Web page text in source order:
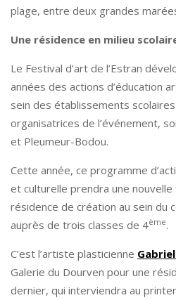
plage, entre deux grandes
Une résidence en milieu
Le Festival d’art de l’Estran
années des actions d’éducation
sein des établissements
organisatrices de l’événement,
et Pleumeur-Bodou.
Cette année, ce programme
et culturelle prendra une nouvelle
résidence de création au sein du
auprès de trois classes de 4ème.
C’est l’artiste plasticienne
Galerie du Dourven pour une
dernier, qui interviendra au